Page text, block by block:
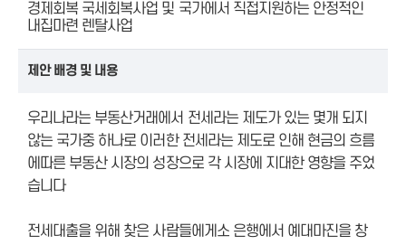
경제회복 국세회복사업 및 국가에서 직접지원하는 안정적인
내집마련 렌탈사업
제안 배경 및 내용
우리나라는 부동산거래에서 전세라는 제도가 있는 몇개 되지
않는 국가중 하나로 이러한 전세라는 제도로 인해 현금의 흐름
에따른 부동산 시장의 성장으로 각 시장에 지대한 영향을 주었
습니다
전세대출을 위해 찾은 사람들에게소 은행에서 예대마진을 창